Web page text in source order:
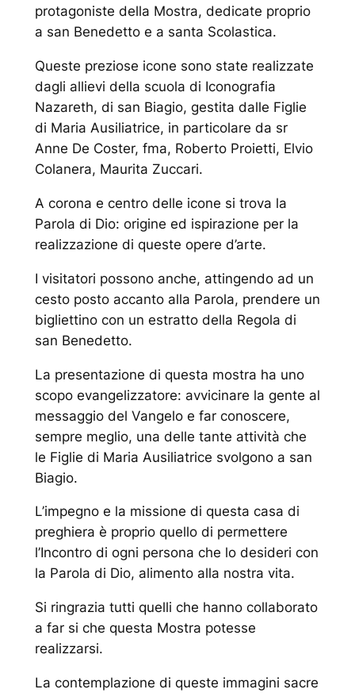
protagoniste della Mostra, dedicate proprio
a san Benedetto e a santa Scolastica.
Queste preziose icone sono state realizzate
dagli allievi della scuola di Iconografia
Nazareth, di san Biagio, gestita dalle Figlie
di Maria Ausiliatrice, in particolare da sr
Anne De Coster, fma, Roberto Proietti, Elvio
Colanera, Maurita Zuccari.
A corona e centro delle icone si trova la
Parola di Dio: origine ed ispirazione per la
realizzazione di queste opere d’arte.
I visitatori possono anche, attingendo ad un
cesto posto accanto alla Parola, prendere un
bigliettino con un estratto della Regola di
san Benedetto.
La presentazione di questa mostra ha uno
scopo evangelizzatore: avvicinare la gente al
messaggio del Vangelo e far conoscere,
sempre meglio, una delle tante attività che
le Figlie di Maria Ausiliatrice svolgono a san
Biagio.
L’impegno e la missione di questa casa di
preghiera è proprio quello di permettere
l’Incontro di ogni persona che lo desideri con
la Parola di Dio, alimento alla nostra vita.
Si ringrazia tutti quelli che hanno collaborato
a far si che questa Mostra potesse
realizzarsi.
La contemplazione di queste immagini sacre